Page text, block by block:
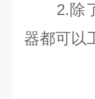
2. 除
器都可以